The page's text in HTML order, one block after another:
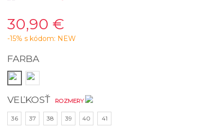
30,90 €
-15% s kódom: NEW
FARBA
VEĽKOSŤ ROZMERY
36 37 38 39 40 41